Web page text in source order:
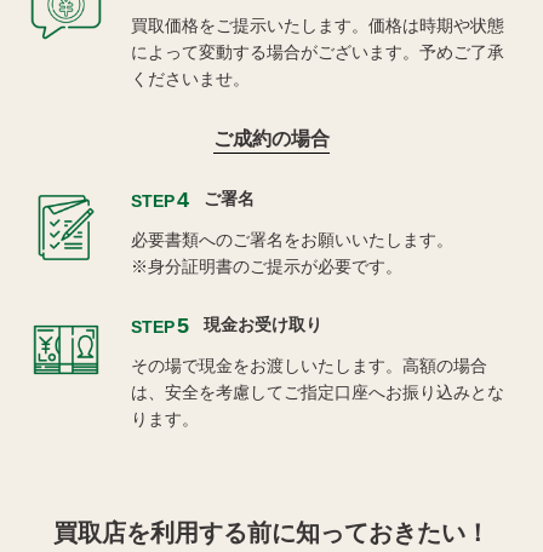
買取価格をご提示いたします。価格は時期や状態
によって変動する場合がございます。予めご了承
くださいませ。
ご成約の場合
STEP4 ご署名
必要書類へのご署名をお願いいたします。
※身分証明書のご提示が必要です。
STEP5 現金お受け取り
その場で現金をお渡しいたします。高額の場合
は、安全を考慮してご指定口座へお振り込みとな
ります。
買取店を利用する前に知っておきたい！